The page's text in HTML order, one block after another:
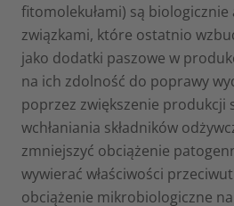
fitomolekułami) są biologicznie
związkami, które ostatnio
jako dodatki paszowe w
na ich zdolność do poprawy
poprzez zwiększenie produkcji
wchłaniania składników
zmniejszyć obciążenie
wywierać właściwości
obciążenie mikrobiologiczne